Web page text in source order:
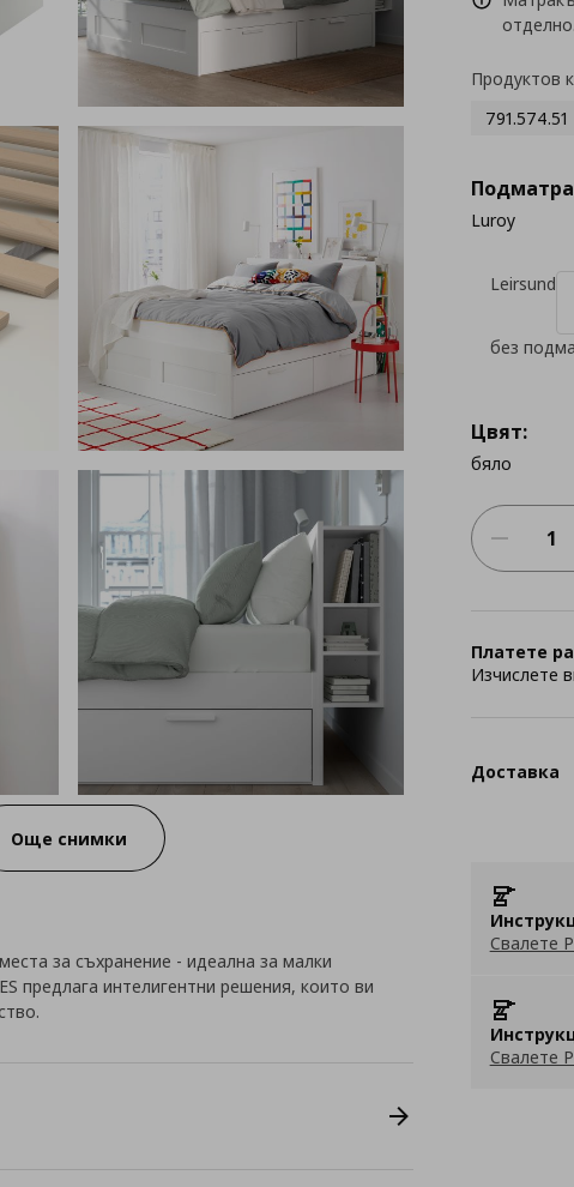
Още снимки
отделно.
Продуктов
791.574.51
Luroy
Leirsund
без
Цвят:
бяло
Платете
Изчислете
Доставка
Свалете
Свалете
за съхранение - идеална за малки
предлага интелигентни решения, които ви